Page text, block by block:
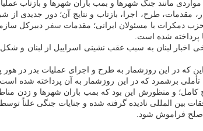
مانند جنگ شهرها و بمب باران شهرها و بازتاب
مقدمات، طرح، اجرا، بازتاب و نتایج آن؛ دور جدیدی
دمکرات با مسئولان ایرانی؛ مقدمات سفر دبیرکل
پرداخته شده است.
لبنان به سبب عقب نشینی اسراییل از لبنان و
که در این روزشمار به طرح و اجرای عملیات بدر در هور
برشمرد که در این روزشمار به آن پرداخته شده
و منظورش این بود که بمب باران شهرها و زدن
بین المللی نادیده گرفته شده و جنایات جنگی
صلح فراموش شود.